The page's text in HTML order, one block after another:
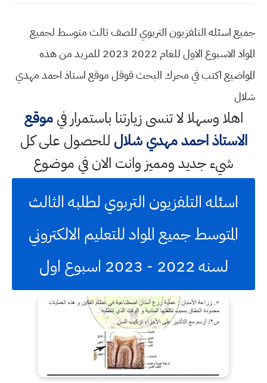
جميع اسئله التلفزيون التربوي للصف ثالث متوسط لجميع
المواد الاسبوع الاول للعام 2022 2023 للمزيد من هذه
المواضيع اكتب في محرك البحث قوقل موقع استاذ احمد مهدي
شلال
اهلا وسهلالا تنسى زيارتنا باستمرار فيموقع
الاستاذ احمد مهدي شلال للحصول على كل
شيء جديد ومميز وانت الان في موضوع
اسئله التلفزيون التربوي لطلبه الثالث
المتوسط جميع المواد للتعليم الالكتروني
لسنه 2022 - 2023 اسبوع اول